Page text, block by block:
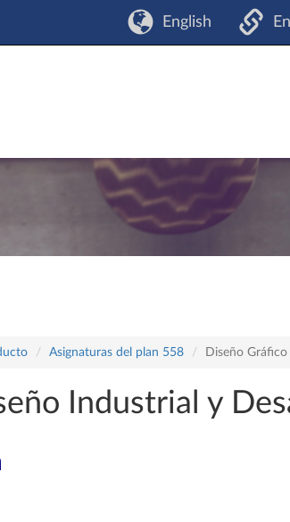
English
Asignaturas del plan 558 Diseño
Industrial y